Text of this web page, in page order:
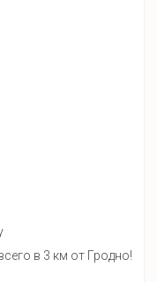
в 3 км от Гродно!